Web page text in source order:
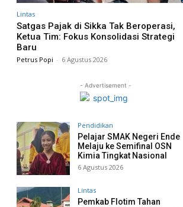
Lintas
Satgas Pajak di Sikka Tak Beroperasi,
Ketua Tim: Fokus Konsolidasi Strategi
Baru
Petrus Popi - 6 Agustus 2026
- Advertisement -
Pendidikan
Pelajar SMAK Negeri Ende
Melaju ke Semifinal OSN
Kimia Tingkat Nasional
6 Agustus 2026
Lintas
Pemkab Flotim Tahan